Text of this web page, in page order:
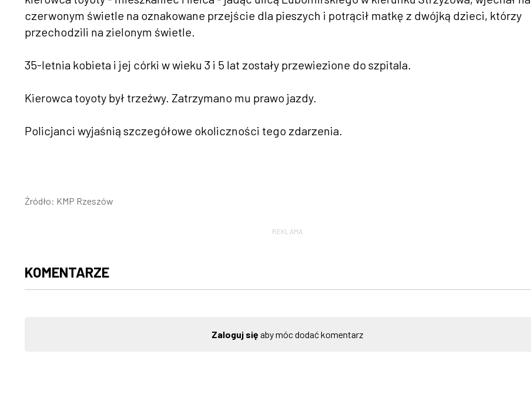
czerwonym świetle na oznakowane przejście dla pieszych i potrącił matkę z dwójką dzieci, którzy
przechodzili na zielonym świetle.
35-letnia kobieta i jej córki w wieku 3 i 5 lat zostały przewiezione do szpitala.
Kierowca toyoty był trzeźwy. Zatrzymano mu prawo jazdy.
Policjanci wyjaśnią szczegółowe okoliczności tego zdarzenia.
Źródło: KMP Rzeszów
REKLAMA
KOMENTARZE
Zaloguj sięaby móc dodać komentarz